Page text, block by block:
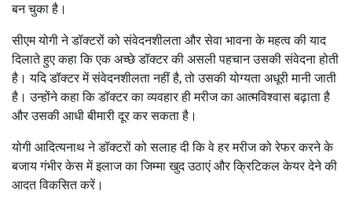
बन चुका है।
सीएम योगी ने डॉक्टरों को संवेदनशीलता और सेवा भावना के महत्व की याद
दिलाते हुए कहा कि एक अच्छे डॉक्टर की असली पहचान उसकी संवेदना होती
है। यदि डॉक्टर में संवेदनशीलता नहीं है, तो उसकी योग्यता अधूरी मानी जाती
है। उन्होंने कहा कि डॉक्टर का व्यवहार ही मरीज का आत्मविश्वास बढ़ाता है
और उसकी आधी बीमारी दूर कर सकता है।
योगी आदित्यनाथ ने डॉक्टरों को सलाह दी कि वे हर मरीज को रेफर करने के
बजाय गंभीर केस में इलाज का जिम्मा खुद उठाएं और क्रिटिकल केयर देने की
आदत विकसित करें।